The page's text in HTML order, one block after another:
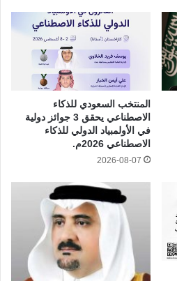
المنتخب السعودي للذكاء
الاصطناعي يحقق 3 جوائز دولية
في الأولمبياد الدولي للذكاء
الاصطناعي 2026م.
2026-08-07